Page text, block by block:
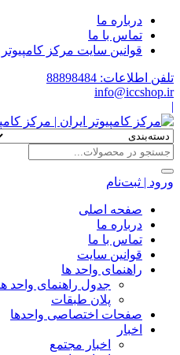
درباره ما
تماس با ما
قوانین سایت مرکز کامپیوتر
تلفن اطلاعات: 88898484
info@iccshop.ir
|
ورود | ثبت‌نام
صفحه اصلی
درباره ما
تماس با ما
قوانین سایت
راهنمای واحد ها
جدول راهنمای واحد
پلان طبقات
صفحات اختصاصی واحدها
اخبار
اخبار مجتمع